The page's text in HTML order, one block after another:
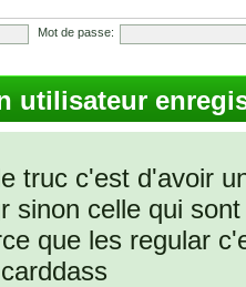
Mot de passe:
utilisateur
truc c'est d'avoir
sinon celle qui
que les regular